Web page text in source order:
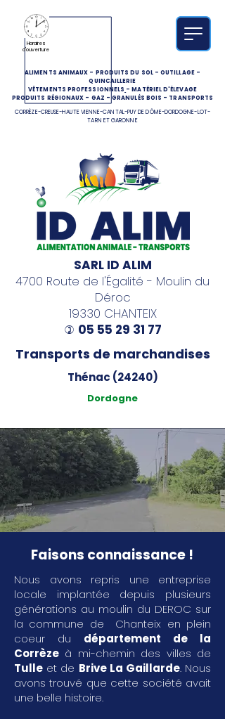
ALIMENTS ANIMAUX - PRODUITS DU SOL-OUTILLAGE-
QUINCAILLERIE
VÊTEMENTS PROFESSIONNELS -MATÉRIEL D'ÉLEVAGE
PRODUITS RÉGIONAUX - GAZ -GRANULÉS BOIS - TRANSPORTS
CORRÈZE-CREUSE-HAUTE VIENNE-CANTAL-PUY DE DÔME-DORDOGNE-LOT-
TARN ET GARONNE
Horaires
d'ouverture
SARL ID ALIM
4700 Route de l'Égalité - Moulin du
Déroc
19330 CHANTEIX
) 05 55 29 31 77
Transports de marchandises
Thénac (24240)
Dordogne
Faisons connaissance !
Nous avons repris une entreprise
locale implantée depuis plusieurs
générations au moulin du DEROC sur
la commune de Chanteix en plein
coeur du département de la
Corrèze à mi-chemin des villes de
Tulle et de Brive La Gaillarde. Nous
avons trouvé que cette société avait
une belle histoire.